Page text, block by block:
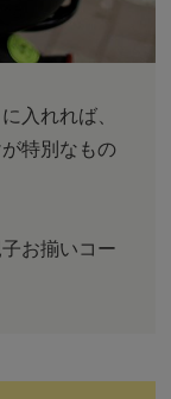
入れれば、
特別なもの
お揃いコー